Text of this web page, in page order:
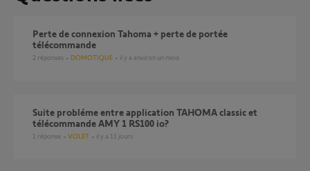
perte de connexion Tahoma + perte de portée
télécommande
2 réponses DOMOTIQUE il y a environ un mois
Suite probléme entre application TAHOMA classic et
télécommande AMY 1 RS100 io?
1 réponse VOLET il y a 11 jours